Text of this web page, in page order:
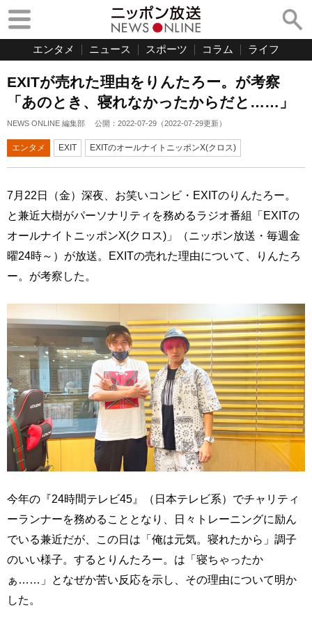
エンタメ ニュース スポーツ コラム ライフ
EXITが売れた理由をりんたろー。が考察
「あのとき、寝れなかったからだと……」
NEWS ONLINE 編集部 公開： 2022-07-29 （2022-07-29更新）
エンタメ EXIT EXITのオールナイトニッポンX(クロス)
7月22日（金）深夜、お笑いコンビ・EXITのりんたろー。
と兼近大樹がパーソナリティを務めるラジオ番組「EXITの
オールナイトニッポンX(クロス)」（ニッポン放送・毎週金
曜24時～）が放送。EXITの売れた理由について、りんたろ
ー。が考察した。
今年の『24時間テレビ45』（日本テレビ系）でチャリティ
ーランナーを務めることとなり、日々トレーニングに励ん
でいる兼近だが、この日は「俺は元気。寝れたから」調子
のいい様子。するとりんたろー。は「寝ちゃったか
ぁ……」となぜか苦い反応を示し、その理由について明か
した。